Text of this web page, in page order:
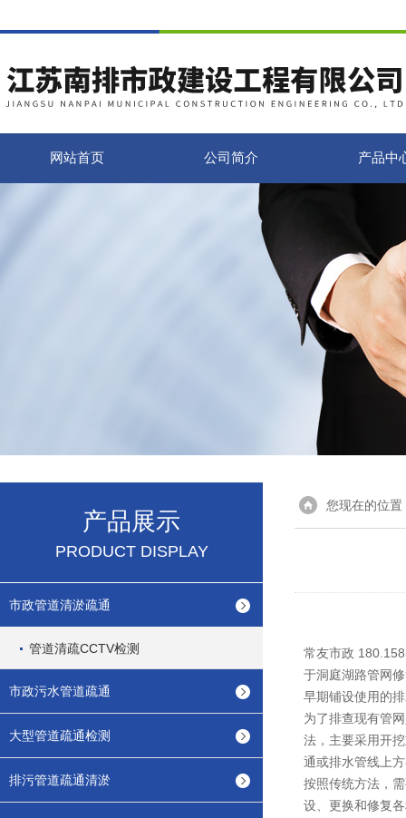
网站首页 公司简介 产品中
产品展示
PRODUCT DISPLAY
市政管道清淤疏通
管道清疏CCTV检测
市政污水管道疏通
大型管道疏通检测
排污管道疏通清淤
您现在的位置
常友市政
于洞庭湖路管网
早期铺设使用的
为了排查现有管
法，主要采用开
通或排水管线上
按照传统方法，
设、更换和修复